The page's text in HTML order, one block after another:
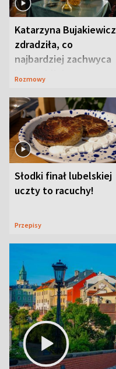
Katarzyna Bujakiewicz
zdradziła, co
najbardziej zachwyca
ją w Lublinie
Rozmowy
Słodki finał lubelskiej
uczty to racuchy!
Przepisy